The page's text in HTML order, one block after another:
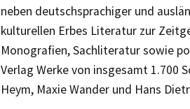
neben deutschsprachiger und
kulturellen Erbes Literatur zur
Monografien, Sachliteratur sowie
Verlag Werke von insgesamt 1.700
Heym, Maxie Wander und Hans